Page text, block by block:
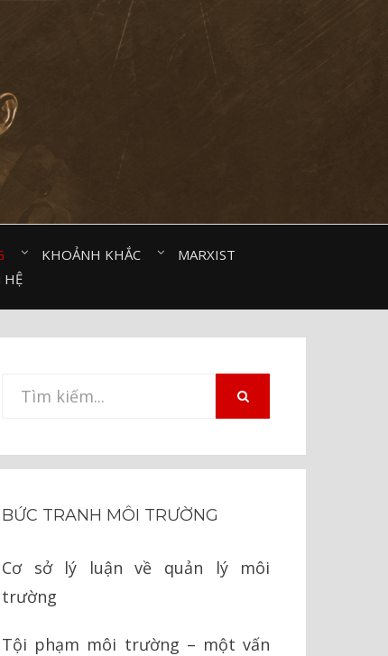
KHOẢNH KHẮC⠀
MARXIST⠀
HỆ
Tìm
BỨC TRANH MÔI TRƯỜNG
Cơ sở lý luận về quản lý môi
trường
Tội phạm môi trường – một vấn